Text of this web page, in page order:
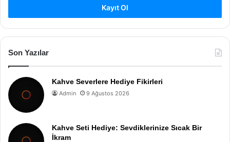
Kayıt Ol
Son Yazılar
Kahve Severlere Hediye Fikirleri
Admin 9 Ağustos 2026
Kahve Seti Hediye: Sevdiklerinize Sıcak Bir
İkram